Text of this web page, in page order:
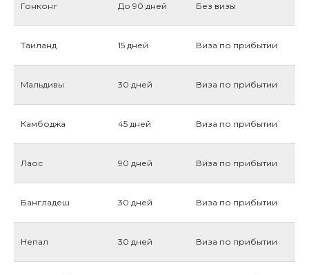
Гонконг До 90 дней Без визы
Таиланд 15 дней Виза по прибытии
Мальдивы 30 дней Виза по прибытии
Камбоджа 45 дней Виза по прибытии
Лаос 90 дней Виза по прибытии
Бангладеш 30 дней Виза по прибытии
Непал 30 дней Виза по прибытии